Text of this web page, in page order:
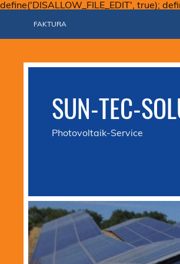
define('DISALLOW_FILE_EDIT', true);
FAKTURA
SUN-TEC-
Photovoltaik-Service